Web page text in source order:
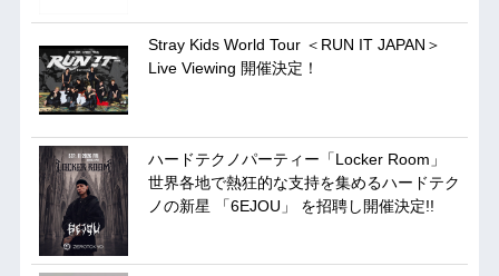
Stray Kids World Tour ＜RUN IT JAPAN＞
Live Viewing 開催決定！
ハードテクノパーティー「Locker Room」
世界各地で熱狂的な支持を集めるハードテク
ノの新星 「6EJOU」 を招聘し開催決定!!